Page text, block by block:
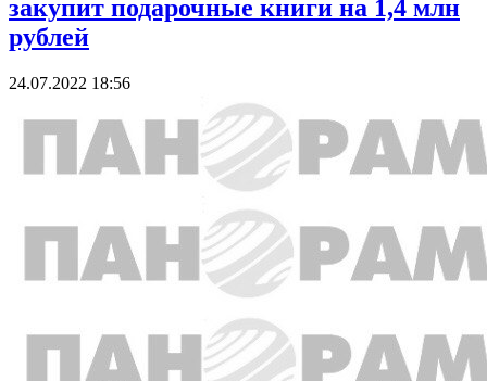
закупит подарочные книги на 1,4 млн
рублей
24.07.2022 18:56